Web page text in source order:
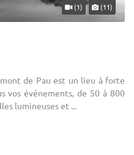
(1) (11)
de Pau est un lieu à forte
vos événements, de 50 à 800
lumineuses et ...